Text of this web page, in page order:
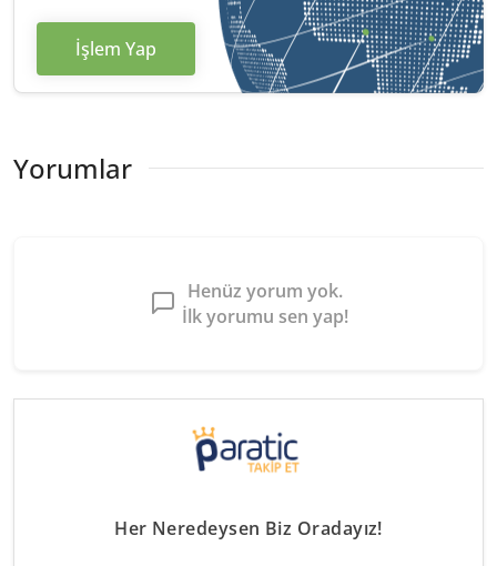
İşlem Yap
Yorumlar
Henüz yorum yok.
İlk yorumu sen yap!
Her Neredeysen Biz Oradayız!